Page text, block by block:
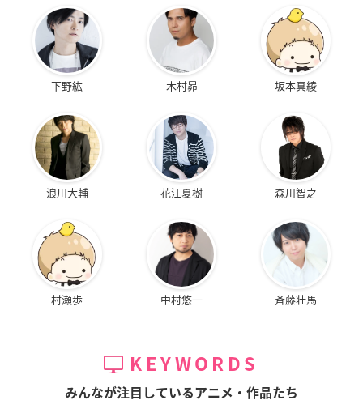
下野紘 木村昴 坂本真綾
浪川大輔 花江夏樹 森川智之
村瀬歩 中村悠一 斉藤壮馬
KEYWORDS
みんなが注目しているアニメ・作品たち